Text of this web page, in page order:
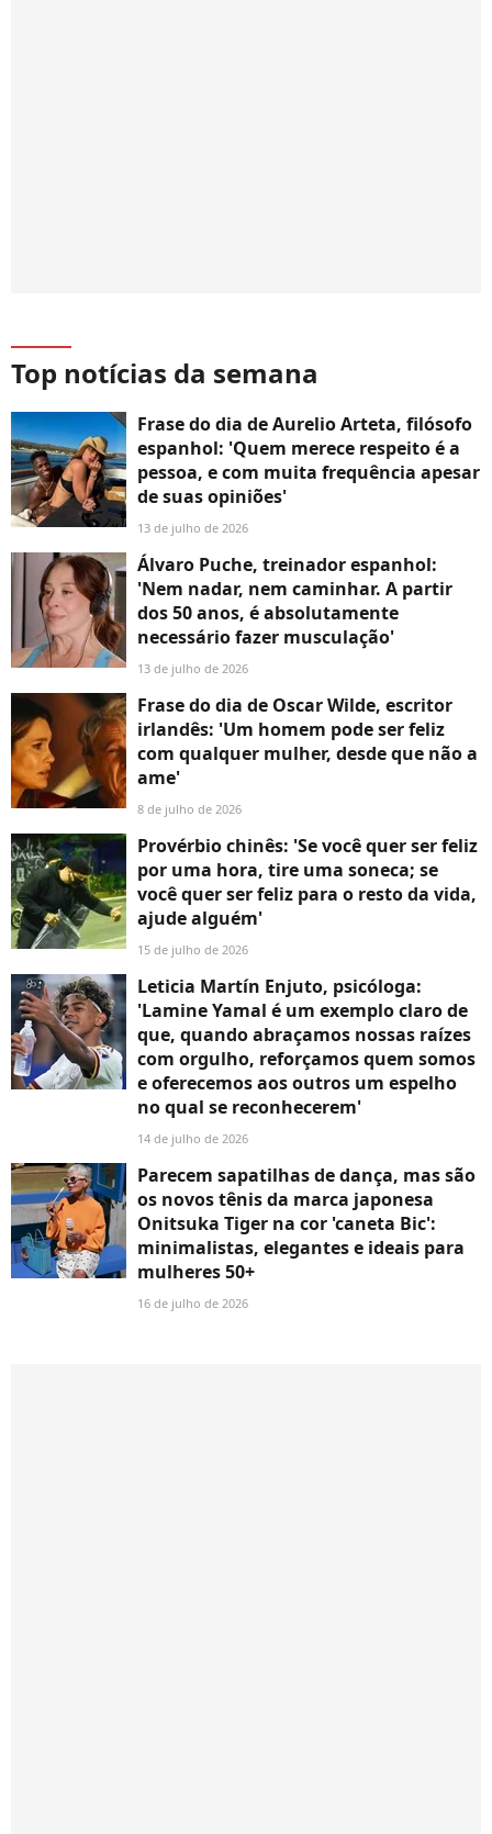
Top notícias da semana
Frase do dia de Aurelio Arteta, filósofo
espanhol: 'Quem merece respeito é a
pessoa, e com muita frequência apesar
de suas opiniões'
13 de julho de 2026
Álvaro Puche, treinador espanhol:
'Nem nadar, nem caminhar. A partir
dos 50 anos, é absolutamente
necessário fazer musculação'
13 de julho de 2026
Frase do dia de Oscar Wilde, escritor
irlandês: 'Um homem pode ser feliz
com qualquer mulher, desde que não a
ame'
8 de julho de 2026
Provérbio chinês: 'Se você quer ser feliz
por uma hora, tire uma soneca; se
você quer ser feliz para o resto da vida,
ajude alguém'
15 de julho de 2026
Leticia Martín Enjuto, psicóloga:
'Lamine Yamal é um exemplo claro de
que, quando abraçamos nossas raízes
com orgulho, reforçamos quem somos
e oferecemos aos outros um espelho
no qual se reconhecerem'
14 de julho de 2026
Parecem sapatilhas de dança, mas são
os novos tênis da marca japonesa
Onitsuka Tiger na cor 'caneta Bic':
minimalistas, elegantes e ideais para
mulheres 50+
16 de julho de 2026